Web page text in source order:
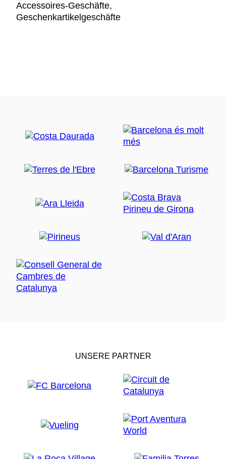
Accessoires-Geschäfte,
Geschenkartikelgeschäfte
UNSERE PARTNER